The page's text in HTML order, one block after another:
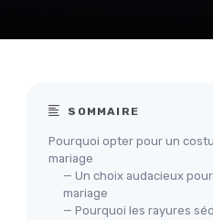
SOMMAIRE
Pourquoi opter pour un
mariage
— Un choix audacieux
mariage
— Pourquoi les rayures